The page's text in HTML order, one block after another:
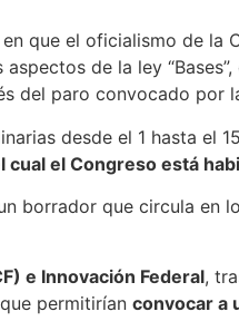
que el oficialismo de la
de la ley
del paro convocado por
desde el 1 hasta el
el Congreso está
borrador que circula en
e Innovación Federal,
que permitirían convocar a